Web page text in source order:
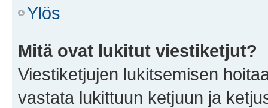
Ylös
Mitä ovat lukitut viestiketjut?
Viestiketjujen lukitsemisen
vastata lukittuun ketjuun ja